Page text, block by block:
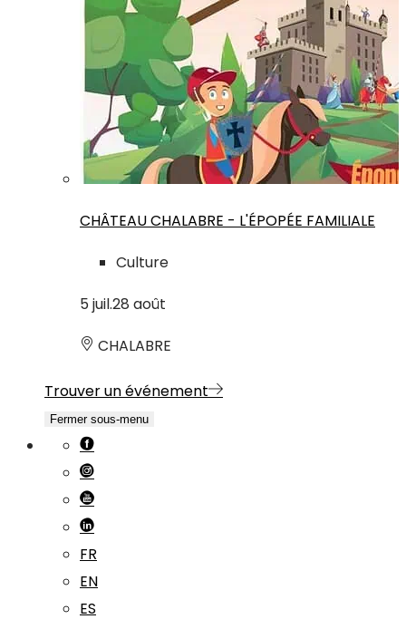
CHÂTEAU CHALABRE - L'ÉPOPÉE FAMILIALE
Culture
5 juil.28 août
CHALABRE
Trouver un événement
Fermer sous-menu
FR
EN
ES